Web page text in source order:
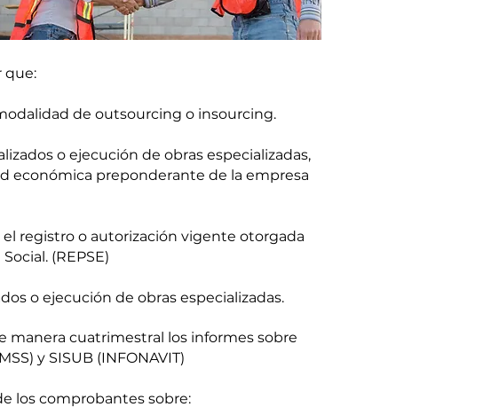
que:
de outsourcing o insourcing.
o ejecución de obras especializadas,
económica preponderante de la empresa
registro o autorización vigente otorgada
(REPSE)
o ejecución de obras especializadas.
manera cuatrimestral los informes sobre
y SISUB (INFONAVIT)
los comprobantes sobre: